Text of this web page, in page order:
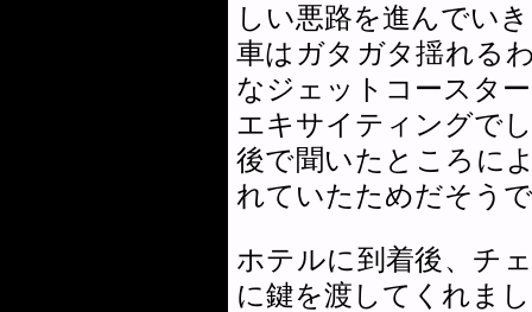
しい悪路を進んでい
車はガタガタ揺れる
なジェットコースタ
エキサイティングで
後で聞いたところに
れていたためだそう
ホテルに到着後、チ
に鍵を渡してくれま